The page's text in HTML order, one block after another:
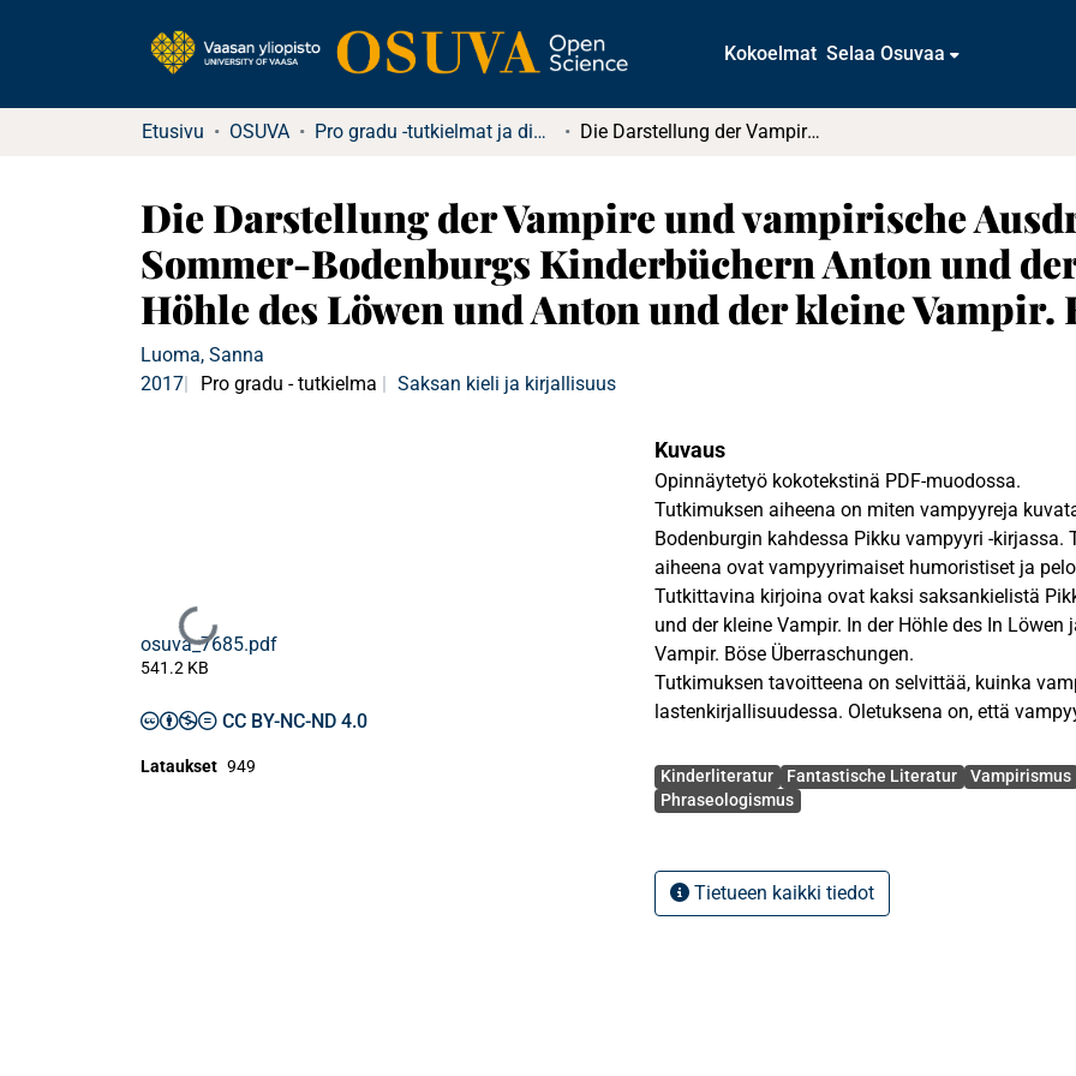
Kokoelmat Selaa Osuvaa
Etusivu OSUVA Pro gradu -tutkielmat ja diplomityöt Die Darstellung der Vampire und vampirische Ausdrücke in Angela Sommer-Bodenburgs Kinderbüchern Anton und der kleine Vampir. In der Höhle des Löwen und Anton und der kleine Vampir. Böse Überraschungen
Die Darstellung der Vampire und vampirische
Sommer-Bodenburgs Kinderbüchern Anton und
Höhle des Löwen und Anton und der kleine Vampir.
Luoma, Sanna
2017
Pro gradu - tutkielma Saksan kieli ja kirjallisuus
Ladataan...
osuva_7685.pdf
541.2 KB
CC BY-NC-ND 4.0
Lataukset 949
Kuvaus
Opinnäytetyö kokotekstinä PDF-muodossa.
Tutkimuksen aiheena on miten vampyyreja
Bodenburgin kahdessa Pikku vampyyri -kirjassa.
aiheena ovat vampyyrimaiset humoristiset ja
Tutkittavina kirjoina ovat kaksi saksankielistä
und der kleine Vampir. In der Höhle des In Löwen
Vampir. Böse Überraschungen.
Tutkimuksen tavoitteena on selvittää, kuinka
lastenkirjallisuudessa. Oletuksena on, että
kuvauksissa ovat. Toisena tavoitteena on
pelottavia vampyyrimaisia ilmaisuja, fraaseja ja
ilmaisusta. Ilmaisut analysoidaan tutkielmassa
Erityisen mielenkiinnon kohteena ovat
Avainsanat
Kinderliteratur Fantastische Literatur Vampirismus
Phraseologismus
Tietueen kaikki tiedot